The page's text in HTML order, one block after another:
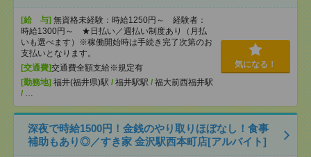
[給 与] 無資格未経験：時給1250円～ 経験者：
時給1300円～ ★日払い／週払い制度あり（月払
いも選べます）※稼働開始時は手続き完了次第のお
支払いとなります。
[交通費]交通費全額支給※規定有
[勤務地] 福井(福井県)駅 / 福井駅駅 / 福大前西福井駅
/
気になる！
深夜で時給1500円！金銭のやり取りほぼなし！食事
補助もあり◎／すき家 金沢駅西本町店[アルバイト]